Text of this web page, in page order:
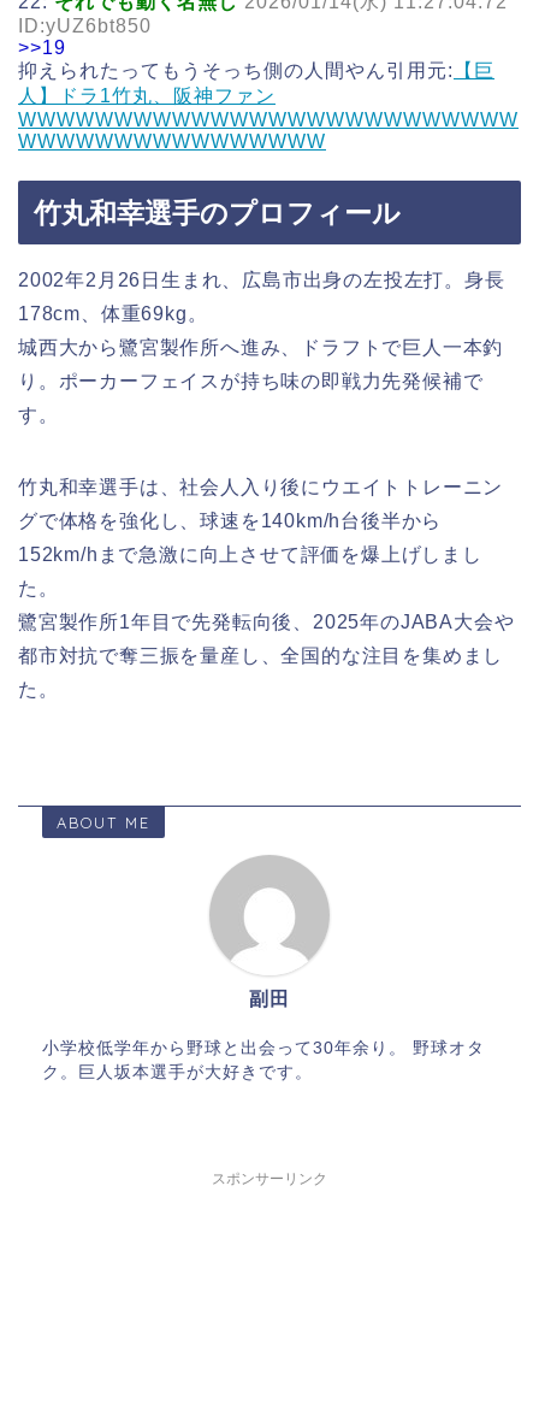
ID:yUZ6bt850
>>19
抑えられたってもうそっち側の人間やん引用元:
【巨
人】ドラ1竹丸、阪神ファン
WWWWWWWWWWWWWWWWWWWWWWWWWW
WWWWWWWWWWWWWWWW
竹丸和幸選手のプロフィール
2002年2月26日生まれ、広島市出身の左投左打。身長
178cm、体重69kg。
城西大から鷺宮製作所へ進み、ドラフトで巨人一本釣
り。ポーカーフェイスが持ち味の即戦力先発候補で
す。
竹丸和幸選手は、社会人入り後にウエイトトレーニン
グで体格を強化し、球速を140km/h台後半から
152km/hまで急激に向上させて評価を爆上げしまし
た。
鷺宮製作所1年目で先発転向後、2025年のJABA大会や
都市対抗で奪三振を量産し、全国的な注目を集めまし
た。
ABOUT ME
副田
小学校低学年から野球と出会って30年余り。 野球オタ
ク。巨人坂本選手が大好きです。
スポンサーリンク